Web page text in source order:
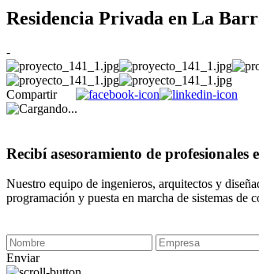
Residencia Privada en La
-
Compartir
Recibí asesoramiento de profesionales
Nuestro equipo de ingenieros, arquitectos y
programación y puesta en marcha de sistemas
Enviar